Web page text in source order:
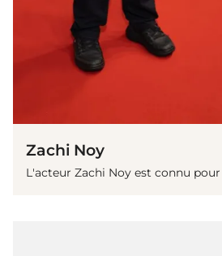
Zachi Noy
L'acteur Zachi Noy est connu pour